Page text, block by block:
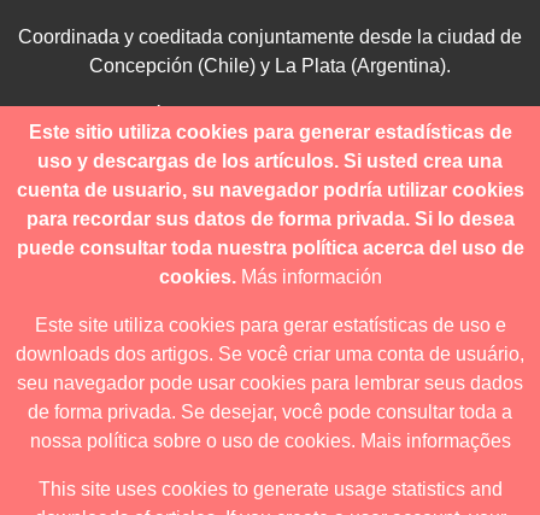
Coordinada y coeditada conjuntamente desde la ciudad de
Concepción (Chile) y La Plata (Argentina).
contacto@revistanuestramerica.cl
Toda comunicación respecto a los envíos se deben realizar
a través del OJS.
Revista nuestrAmérica publica exclusivamente bajo una
licencia internacional
Creative Commons Atribución-
NoComercial-CompartirIgual 4.0 .
Este sitio utiliza cookies para generar estadísticas de
uso y descargas de los artículos. Si usted crea una
cuenta de usuario, su navegador podría utilizar cookies
para recordar sus datos de forma privada. Si lo desea
puede consultar toda nuestra política acerca del uso de
cookies. Más información
Este site utiliza cookies para gerar estatísticas de uso e
downloads dos artigos. Se você criar uma conta de usuário,
seu navegador pode usar cookies para lembrar seus dados
de forma privada. Se desejar, você pode consultar toda a
nossa política sobre o uso de cookies. Mais informações
This site uses cookies to generate usage statistics and